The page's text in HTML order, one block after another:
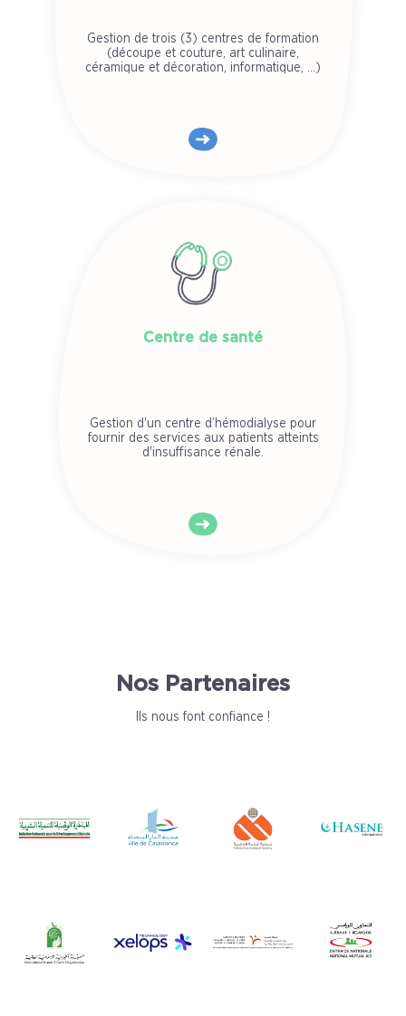
Gestion de trois (3) centres de formation
(découpe et couture, art culinaire,
céramique et décoration, informatique, ...)
Centre de santé
Gestion d'un centre d’hémodialyse pour
fournir des services aux patients atteints
d'insuffisance rénale.
Nos Partenaires
Ils nous font confiance !